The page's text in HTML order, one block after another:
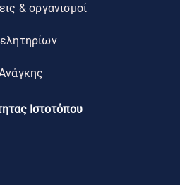
& οργανισμοί
Ιστοτόπου